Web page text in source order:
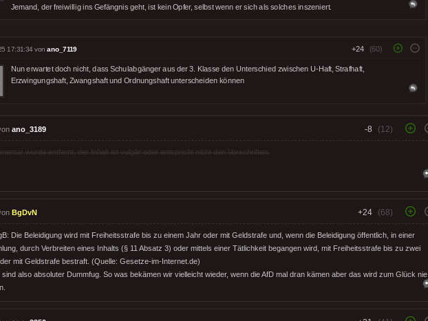
Jemand, der freiwillig ins Gefängnis geht, ist kein Opfer, selbst wenn er sich als solches inszeniert.
17:31:34 vonano_7119 +24 (60)
Nun erwartet doch nicht, dass Schulabgänger aus der 3. Klasse den Unterschied zwischen U-Haft, Strafhaft,
Erzwingungshaft, Zwangshaft und Ordnungshaft unterscheiden können
ano_3189 -8 (12)
wurde entfernt, der Inhalt ist vulgär oder entspricht nicht den Vorschriften.
BgDvN +24 (68)
Die Beleidigung wird mit Freiheitsstrafe bis zu einem Jahr oder mit Geldstrafe und, wenn die Beleidigung öffentlich, in einer
durch Verbreiten eines Inhalts (§ 11 Absatz 3) oder mittels einer Tätlichkeit begangen wird, mit Freiheitsstrafe bis zu zwei
mit Geldstrafe bestraft. (Quelle: Gesetze-im-Internet.de)
sind also absoluter Dummfug. So was bekämen wir vielleicht wieder, wenn die AfD mal dran kämen aber das wird zum Glück nie